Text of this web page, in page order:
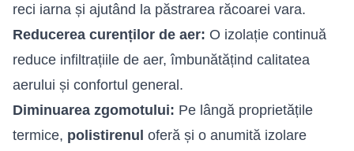
reci iarna și ajutând la păstrarea răcoarei vara.
Reducerea curenților de aer: O izolație continuă
reduce infiltrațiile de aer, îmbunătățind calitatea
aerului și confortul general.
Diminuarea zgomotului: Pe lângă proprietățile
termice, polistirenul oferă și o anumită izolare